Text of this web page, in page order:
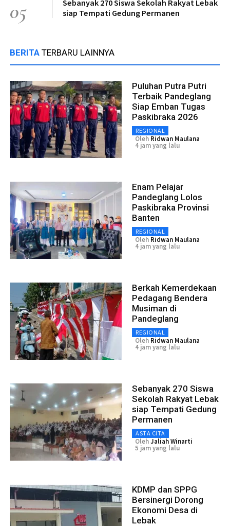
05
Sebanyak 270 Siswa Sekolah Rakyat Lebak
siap Tempati Gedung Permanen
BERITA TERBARU LAINNYA
Puluhan Putra Putri
Terbaik Pandeglang
Siap Emban Tugas
Paskibraka 2026
REGIONAL
Oleh Ridwan Maulana
4 jam yang lalu
Enam Pelajar
Pandeglang Lolos
Paskibraka Provinsi
Banten
REGIONAL
Oleh Ridwan Maulana
4 jam yang lalu
Berkah Kemerdekaan
Pedagang Bendera
Musiman di
Pandeglang
REGIONAL
Oleh Ridwan Maulana
4 jam yang lalu
Sebanyak 270 Siswa
Sekolah Rakyat Lebak
siap Tempati Gedung
Permanen
ASTA CITA
OlehJaliah Winarti
5 jam yang lalu
KDMP dan SPPG
Bersinergi Dorong
Ekonomi Desa di
Lebak